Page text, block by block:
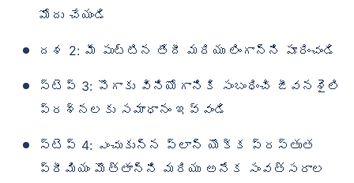
మోదు చేయండి
దశ 2: మీ పుట్టిన తేదీ మరియు లింగాన్ని పూరించండి
స్టెప్ 3: పొగాకు వినియోగానికి సంబంధించి జీవనశైలి
ప్రశ్నలకు సమాధానం ఇవ్వండి
స్టెప్ 4: ఎంచుకున్న ప్లాన్ యొక్క ప్రస్తుత
ప్రీమియం మొత్తాన్ని మరియు అనేక సంవత్సరాల